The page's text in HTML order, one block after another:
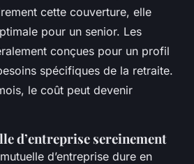
cette couverture, elle
pour un senior. Les
conçues pour un profil
spécifiques de la retraite.
le coût peut devenir
d’entreprise sereinement
d’entreprise dure en